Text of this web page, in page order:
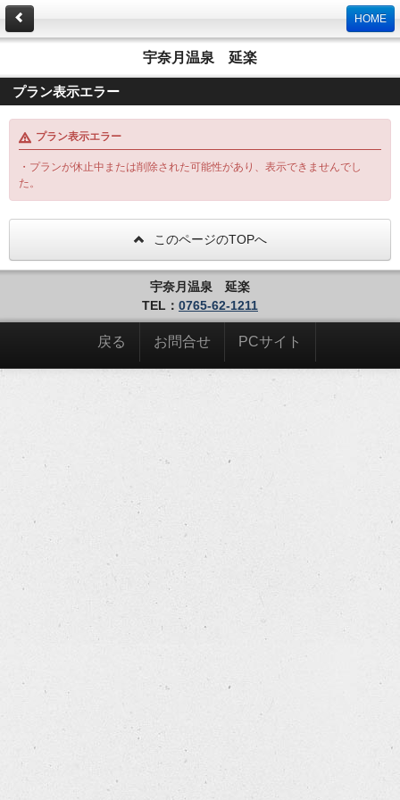
HOME
宇奈月温泉 延楽
プラン表示エラー
プラン表示エラー
・プランが休止中または削除された可能性があり、表示できませんでし
た。
このページのTOPへ
宇奈月温泉 延楽
TEL： 0765-62-1211
戻る お問合せ PCサイト